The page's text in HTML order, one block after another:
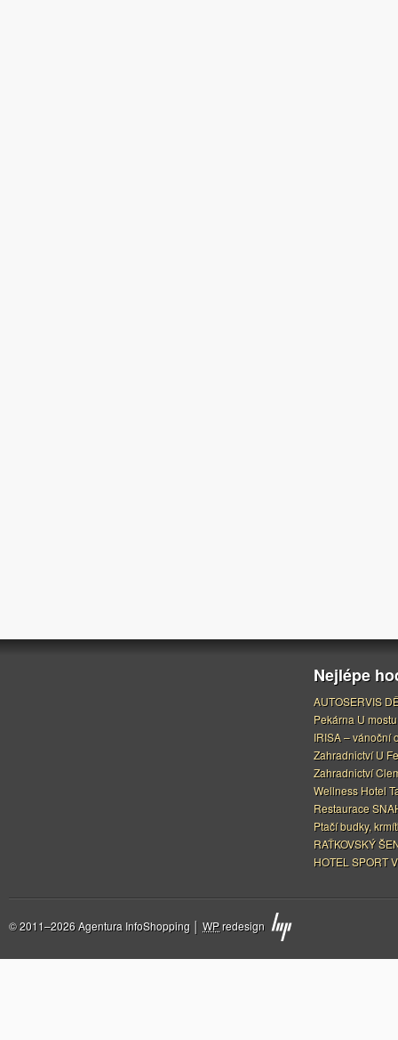
Nejlépe
AUTOSERVIS
Pekárna U mostu
IRISA – vánoční
Zahradnictví U
Zahradnictví
Wellness Hotel
Restaurace
Ptačí budky,
RAŤKOVSKÝ
HOTEL SPORT
© 2011–2026 Agentura InfoShopping │ WPredesign